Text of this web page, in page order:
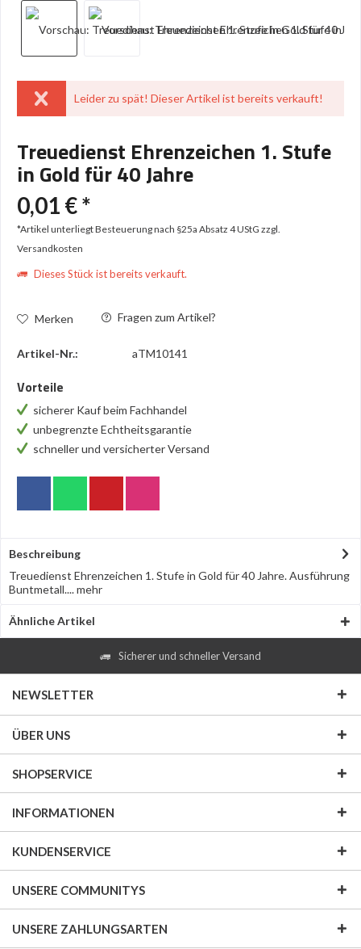
Leider zu spät! Dieser Artikel ist bereits verkauft!
Treuedienst Ehrenzeichen 1. Stufe
in Gold für 40 Jahre
0,01 € *
*Artikel unterliegt Besteuerung nach §25a Absatz 4 UStG zzgl.
Versandkosten
Dieses Stück ist bereits verkauft.
Merken Fragen zum Artikel?
Artikel-Nr.: aTM10141
Vorteile
sicherer Kauf beim Fachhandel
unbegrenzte Echtheitsgarantie
schneller und versicherter Versand
Beschreibung
Treuedienst Ehrenzeichen 1. Stufe in Gold für 40 Jahre. Ausführung
Buntmetall....mehr
Ähnliche Artikel
Sicherer und schneller Versand
NEWSLETTER
ÜBER UNS
SHOPSERVICE
INFORMATIONEN
KUNDENSERVICE
UNSERE COMMUNITYS
UNSERE ZAHLUNGSARTEN